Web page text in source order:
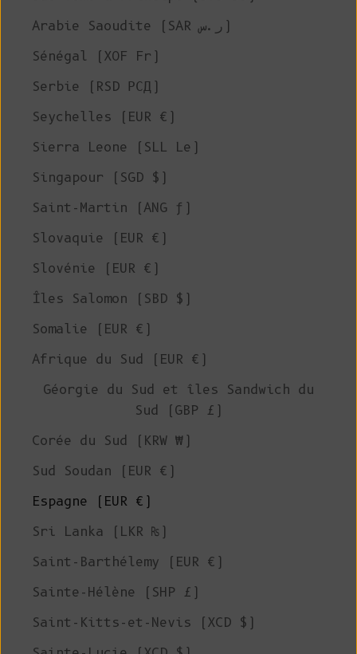
Arabie Saoudite (SAR ر.س)
Sénégal (XOF Fr)
Serbie (RSD РСД)
Seychelles (EUR €)
Sierra Leone (SLL Le)
Singapour (SGD $)
Saint-Martin (ANG ƒ)
Slovaquie (EUR €)
Slovénie (EUR €)
Îles Salomon (SBD $)
Somalie (EUR €)
Afrique du Sud (EUR €)
Géorgie du Sud et îles Sandwich du
Sud (GBP £)
Corée du Sud (KRW ₩)
Sud Soudan (EUR €)
Espagne (EUR €)
Sri Lanka (LKR ₨)
Saint-Barthélemy (EUR €)
Sainte-Hélène (SHP £)
Saint-Kitts-et-Nevis (XCD $)